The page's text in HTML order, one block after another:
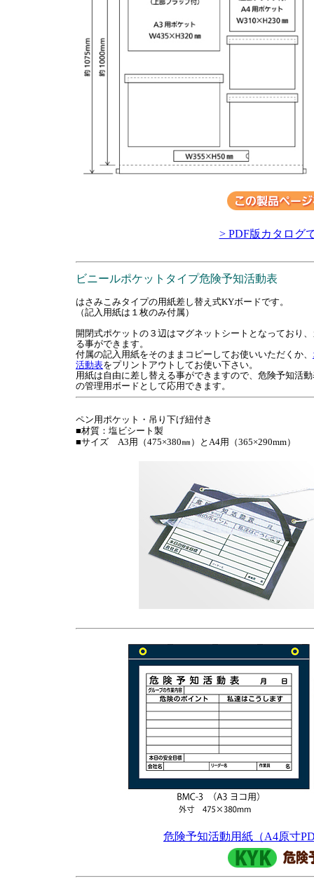
> PDF版カタログ
ビニールポケットタイプ危険予知活動表
はさみこみタイプの用紙差し替え式KYボードです。
（記入用紙は１枚のみ付属）
開閉式ポケットの３辺はマグネットシートとなっており
る事ができます。
付属の記入用紙をそのままコピーしてお使いいただくか、
活動表をプリントアウトしてお使い下さい。
用紙は自由に差し替える事ができますので、危険予知活
の管理用ボードとして応用できます。
ペン用ポケット・吊り下げ紐付き
■材質：塩ビシート製
■サイズ A3用（475×380㎜）とA4用（365×290mm）
危険予知活動用紙（A4原寸